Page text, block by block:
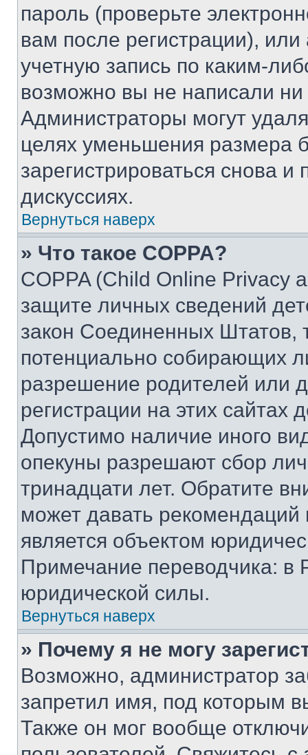
пароль (проверьте
вам после регистрации),
учетную запись по каким-
возможно вы не написали
Администраторы могут
целях уменьшения размера
зарегистрироваться снова и
дискуссиях.
Вернуться наверх
» Что такое COPPA?
COPPA (Child Online Privacy
защите личных сведений
закон Соединенных Штатов,
потенциально собирающих
разрешение родителей или
регистрации на этих сайтах
Допустимо наличие иного
опекуны разрешают сбор
тринадцати лет. Обратите
может давать
является объектом
Примечание переводчика: в
юридической силы.
Вернуться наверх
» Почему я не могу
Возможно, администратор
запретил имя, под которым
Также он мог вообще